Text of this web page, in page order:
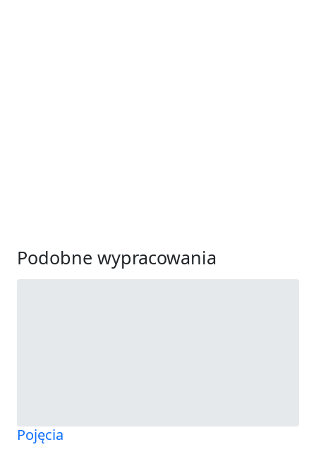
Podobne wypracowania
Pojęcia